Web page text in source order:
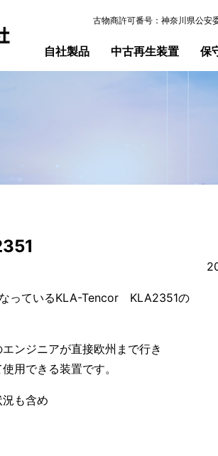
古物商許可番号：神奈川県公
自社製品 中古再生装置 保
っているKLA-Tencor KLA2351の
ンジニアが直接欧州まで行き
用できる装置です。
も含め